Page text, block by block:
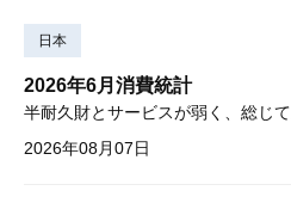
日本
2026年6月消費統計
2026年08月07日